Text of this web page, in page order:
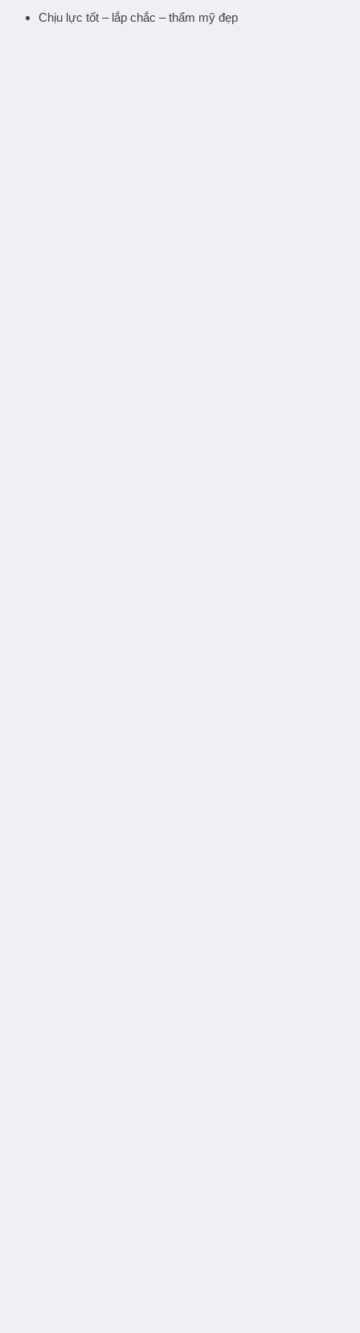
Chịu lực tốt – lắp chắc – thẩm mỹ đẹp